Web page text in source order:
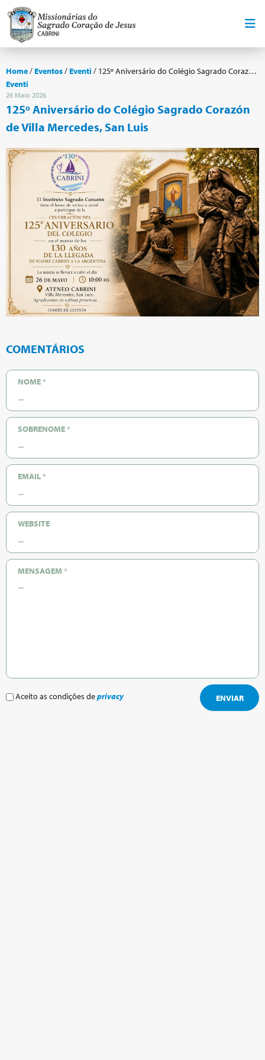
Home/ Eventos/ Eventi / 125º Aniversário do Colégio Sagrado Corazón de Villa Mercedes, San Luis
Eventi
26 Maio 2026
125º Aniversário do Colégio Sagrado Corazón
de Villa Mercedes, San Luis
COMENTÁRIOS
NOME*
SOBRENOME*
EMAIL*
WEBSITE
MENSAGEM *
Aceito as condições deprivacy ENVIAR